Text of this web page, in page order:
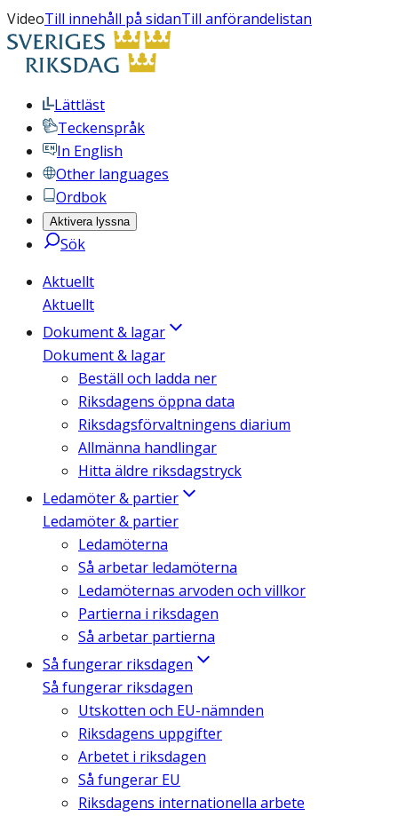
VideoTill innehåll på sidanTill anförandelistan
Lättläst
Teckenspråk
In English
Other languages
Ordbok
Aktivera lyssna
Sök
Aktuellt
Aktuellt
Dokument & lagar
Dokument & lagar
Beställ och ladda ner
Riksdagens öppna data
Riksdagsförvaltningens diarium
Allmänna handlingar
Hitta äldre riksdagstryck
Ledamöter & partier
Ledamöter & partier
Ledamöterna
Så arbetar ledamöterna
Ledamöternas arvoden och villkor
Partierna i riksdagen
Så arbetar partierna
Så fungerar riksdagen
Så fungerar riksdagen
Utskotten och EU-nämnden
Riksdagens uppgifter
Arbetet i riksdagen
Så fungerar EU
Riksdagens internationella arbete